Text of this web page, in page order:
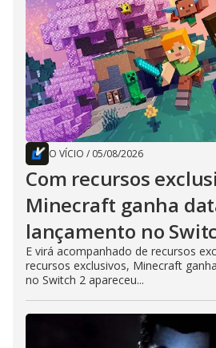
O VÍCIO / 05/08/2026
Com recursos
Minecraft ganha
lançamento no
E virá acompanhado de recursos
recursos exclusivos, Minecraft
no Switch 2 apareceu...